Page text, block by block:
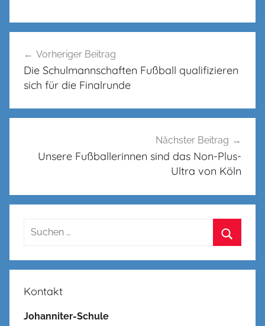
Vorheriger Beitrag
Die Schulmannschaften Fußball qualifizieren
sich für die Finalrunde
Nächster Beitrag
Unsere Fußballerinnen sind das Non-Plus-
Ultra von Köln
Suchen
Kontakt
Johanniter-Schule